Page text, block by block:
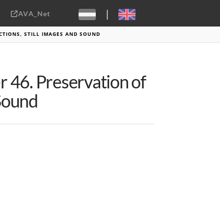
AVA_Net | Sebastiaan ter Burg, CC-BY-2.0
STILL IMAGES AND SOUND
46. Preservation of